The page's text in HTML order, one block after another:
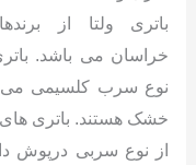
باتری ولتا از
خراسان می باشد.
نوع سرب کلسیمی می
خشک هستند. باتری
از نوع سربی درپوش